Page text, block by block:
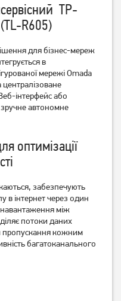
TP-Link
WR840N
грн
TP-Link
TP-
R605)
для бізнес-мереж
в
мережі Omada
централізоване
інтерфейс або
автономне
оптимізації
забезпечують
в інтернет через один
між
потоки даних
пропускання кожним
багатоканального